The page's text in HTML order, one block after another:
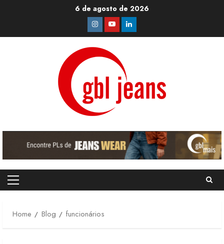
6 de agosto de 2026
Instagram
YoutubeLinkedin
Primary
Home
Blog funcionários